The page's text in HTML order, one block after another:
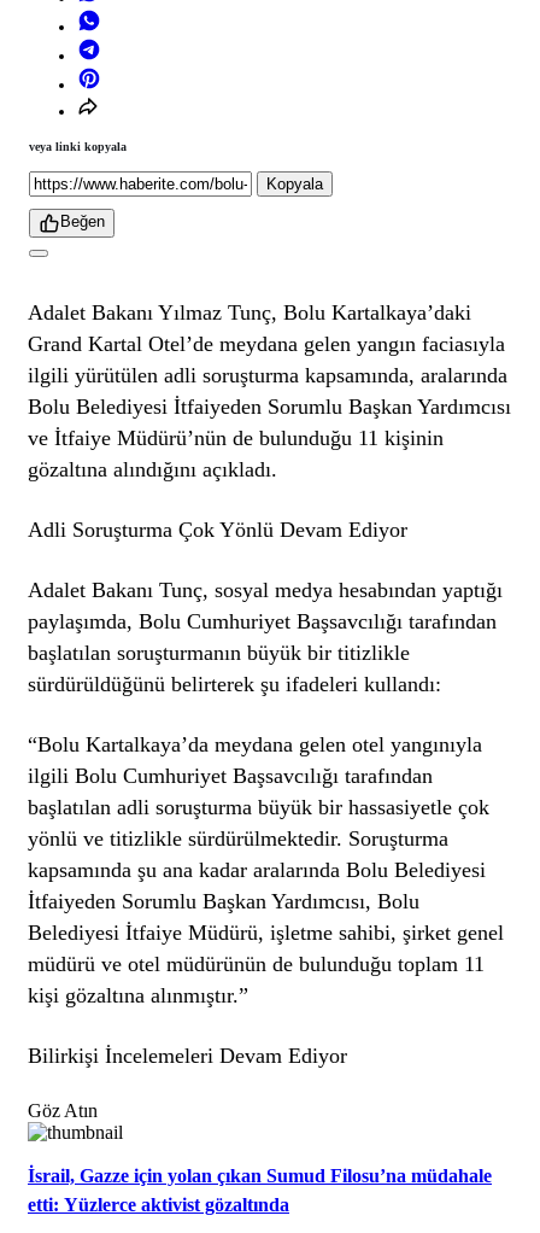
veya linki kopyala
Kopyala
Beğen
Adalet Bakanı Yılmaz Tunç, Bolu Kartalkaya’daki
Grand Kartal Otel’de meydana gelen yangın faciasıyla
ilgili yürütülen adli soruşturma kapsamında, aralarında
Bolu Belediyesi İtfaiyeden Sorumlu Başkan Yardımcısı
ve İtfaiye Müdürü’nün de bulunduğu 11 kişinin
gözaltına alındığınıaçıkladı.
Adli Soruşturma Çok Yönlü Devam Ediyor
Adalet Bakanı Tunç, sosyal medya hesabından yaptığı
paylaşımda, Bolu Cumhuriyet Başsavcılığı tarafından
başlatılan soruşturmanın büyük bir titizlikle
sürdürüldüğünü belirterek şu ifadeleri kullandı:
“Bolu Kartalkaya’da meydana gelen otel yangınıyla
ilgili Bolu Cumhuriyet Başsavcılığı tarafından
başlatılan adli soruşturma büyük bir hassasiyetle çok
yönlü ve titizlikle sürdürülmektedir. Soruşturma
kapsamında şu ana kadar aralarında Bolu Belediyesi
İtfaiyeden Sorumlu Başkan Yardımcısı, Bolu
Belediyesi İtfaiye Müdürü, işletme sahibi, şirket genel
müdürü ve otel müdürünün de bulunduğu toplam 11
kişi gözaltına alınmıştır.”
Bilirkişi İncelemeleri Devam Ediyor
Göz Atın
İsrail, Gazze için yolan çıkan Sumud Filosu’na müdahale
etti: Yüzlerce aktivist gözaltında